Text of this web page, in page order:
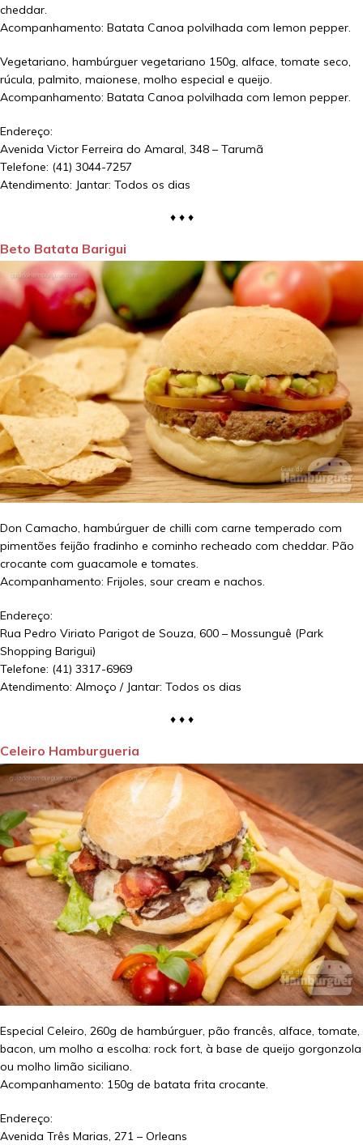
cheddar.
Acompanhamento: Batata Canoa polvilhada com lemon pepper.
Vegetariano, hambúrguer vegetariano 150g, alface, tomate seco,
rúcula, palmito, maionese, molho especial e queijo.
Acompanhamento: Batata Canoa polvilhada com lemon pepper.
Endereço:
Avenida Victor Ferreira do Amaral, 348 – Tarumã
Telefone: (41) 3044-7257
Atendimento: Jantar: Todos os dias
♦ ♦ ♦
Beto Batata Barigui
Don Camacho, hambúrguer de chilli com carne temperado com
pimentões feijão fradinho e cominho recheado com cheddar. Pão
crocante com guacamole e tomates.
Acompanhamento: Frijoles, sour cream e nachos.
Endereço:
Rua Pedro Viriato Parigot de Souza, 600 – Mossunguê (Park
Shopping Barigui)
Telefone: (41) 3317-6969
Atendimento: Almoço / Jantar: Todos os dias
♦ ♦ ♦
Celeiro Hamburgueria
Especial Celeiro, 260g de hambúrguer, pão francês, alface, tomate,
bacon, um molho a escolha: rock fort, à base de queijo gorgonzola
ou molho limão siciliano.
Acompanhamento: 150g de batata frita crocante.
Endereço:
Avenida Três Marias, 271 – Orleans